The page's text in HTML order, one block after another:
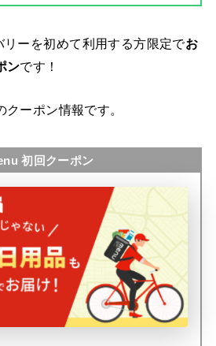
ーを初めて利用する方限定でお
ンです！
ーポン情報です。
初回クーポン